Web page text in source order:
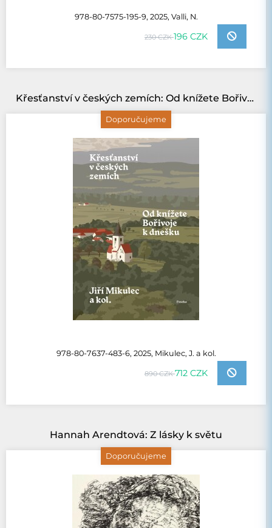
978-80-7575-195-9, 2025, Valli, N.
230 CZK196 CZK
Doporučujeme
Křesťanství v českých zemích: Od knížete Bořivoje k dnešku
978-80-7637-483-6, 2025, Mikulec, J. a kol.
890 CZK712 CZK
Doporučujeme
Hannah Arendtová: Z lásky k světu